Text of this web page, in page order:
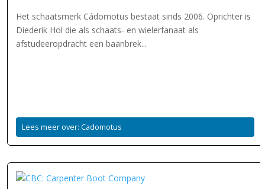
Het schaatsmerk Cádomotus bestaat sinds 2006. Oprichter is
Diederik Hol die als schaats- en wielerfanaat als
afstudeeropdracht een baanbrek...
Lees meer over: Cadomotus